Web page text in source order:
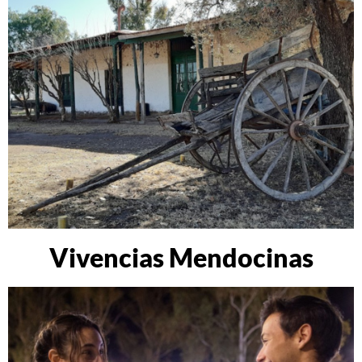
Vivencias Mendocinas